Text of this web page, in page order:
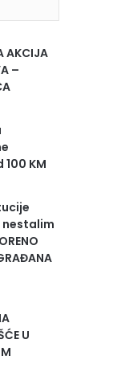
AKCIJA
–
KM
U